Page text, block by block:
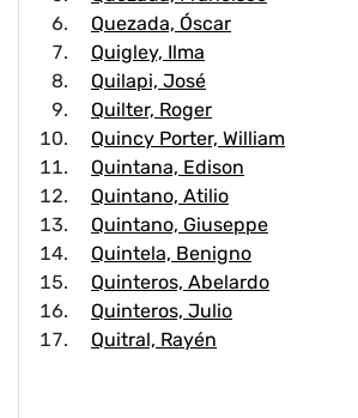
Quezada, Óscar
Quigley, Ilma
Quilapi, José
Quilter, Roger
Quincy Porter, William
Quintana, Edison
Quintano, Atilio
Quintano, Giuseppe
Quintela, Benigno
Quinteros, Abelardo
Quinteros, Julio
Quitral, Rayén